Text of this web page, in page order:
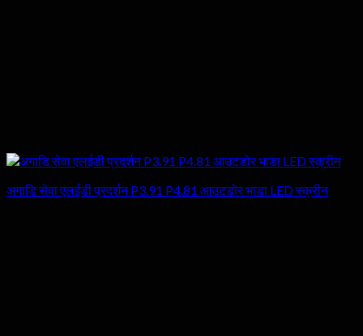
अगाडि सेवा एलईडी प्रदर्शन P3.91 P4.81 आउटडोर भाडा LED स्क्रीन